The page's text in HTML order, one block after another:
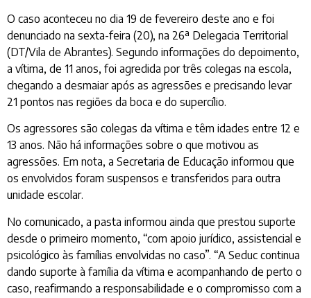
O caso aconteceu no dia 19 de fevereiro deste ano e foi
denunciado na sexta-feira (20), na 26ª Delegacia Territorial
(DT/Vila de Abrantes). Segundo informações do depoimento,
a vítima, de 11 anos, foi agredida por três colegas na escola,
chegando a desmaiar após as agressões e precisando levar
21 pontos nas regiões da boca e do supercílio.
Os agressores são colegas da vítima e têm idades entre 12 e
13 anos. Não há informações sobre o que motivou as
agressões. Em nota, a Secretaria de Educação informou que
os envolvidos foram suspensos e transferidos para outra
unidade escolar.
No comunicado, a pasta informou ainda que prestou suporte
desde o primeiro momento, “com apoio jurídico, assistencial e
psicológico às famílias envolvidas no caso”. “A Seduc continua
dando suporte à família da vítima e acompanhando de perto o
caso, reafirmando a responsabilidade e o compromisso com a